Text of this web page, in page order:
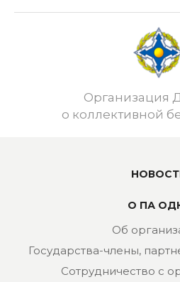
Организация
о коллективной
О ПА
Об
Государства-члены,
Сотрудничество с